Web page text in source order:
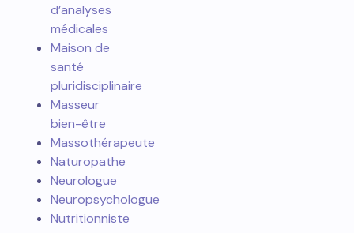
d’analyses
médicales
Maison de
santé
pluridisciplinaire
Masseur
bien-être
Massothérapeute
Naturopathe
Neurologue
Neuropsychologue
Nutritionniste